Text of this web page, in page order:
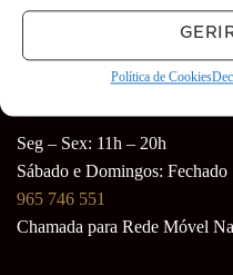
Política de Cookies
ver mapa
Seg – Sex: 11h – 20h
Sábado e Domingos: Fechado
965 746 551
Chamada para Rede Móvel